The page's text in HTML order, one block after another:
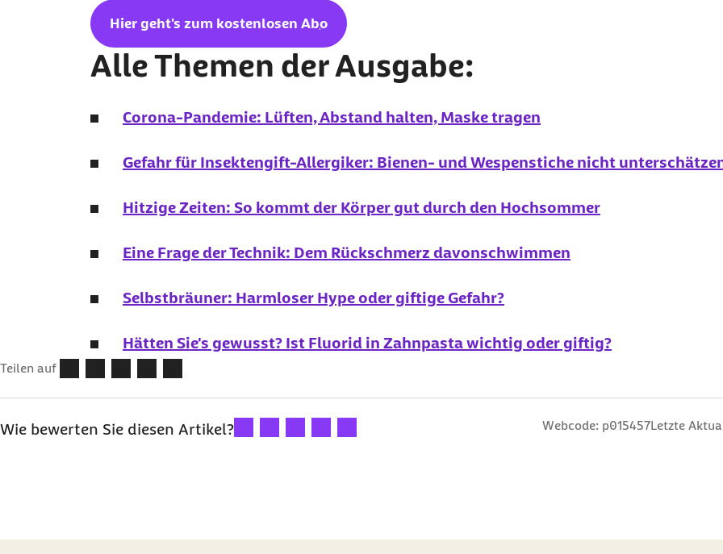
Hier geht's zum kostenlosen Abo
Alle Themen der Ausgabe:
Corona-Pandemie: Lüften, Abstand halten, Maske tragen
Gefahr für Insektengift-Allergiker: Bienen- und Wespenstiche nicht
Hitzige Zeiten: So kommt der Körper gut durch den Hochsommer
Eine Frage der Technik: Dem Rückschmerz davonschwimmen
Selbstbräuner: Harmloser Hype oder giftige Gefahr?
Hätten Sie's gewusst? Ist Fluorid in Zahnpasta wichtig oder giftig?
Teilen auf
Wie bewerten Sie diesen Artikel?Ihre Bewertung: 1 Stern
Ihre Bewertung: 2 Sterne
Ihre Bewertung: 3 Sterne
Ihre Bewertung: 4 Sterne
Ihre Bewertung: 5 Sterne Webcode: p015457Letzte